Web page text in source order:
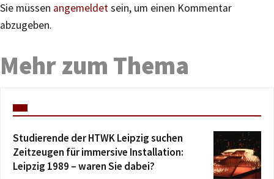
Sie müssen angemeldetsein, um einen Kommentar
abzugeben.
Mehr zum Thema
Studierende der HTWK Leipzig suchen
Zeitzeugen für immersive Installation:
Leipzig 1989 – waren Sie dabei?